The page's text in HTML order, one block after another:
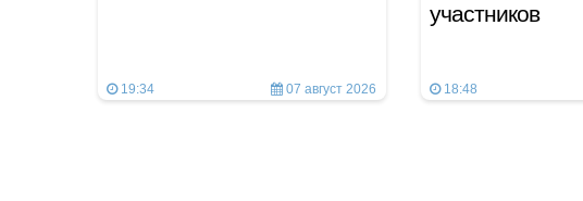
19:34 07 август 2026
участников
18:48